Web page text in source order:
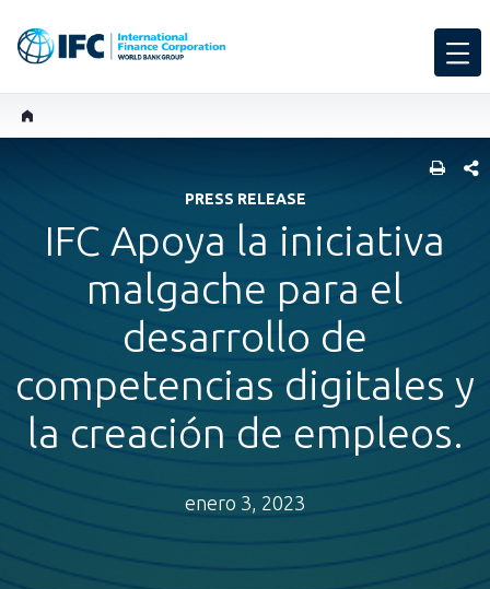
PRESS RELEASE
IFC Apoya la iniciativa
malgache para el
desarrollo de
competencias digitales y
la creación de empleos.
enero 3, 2023